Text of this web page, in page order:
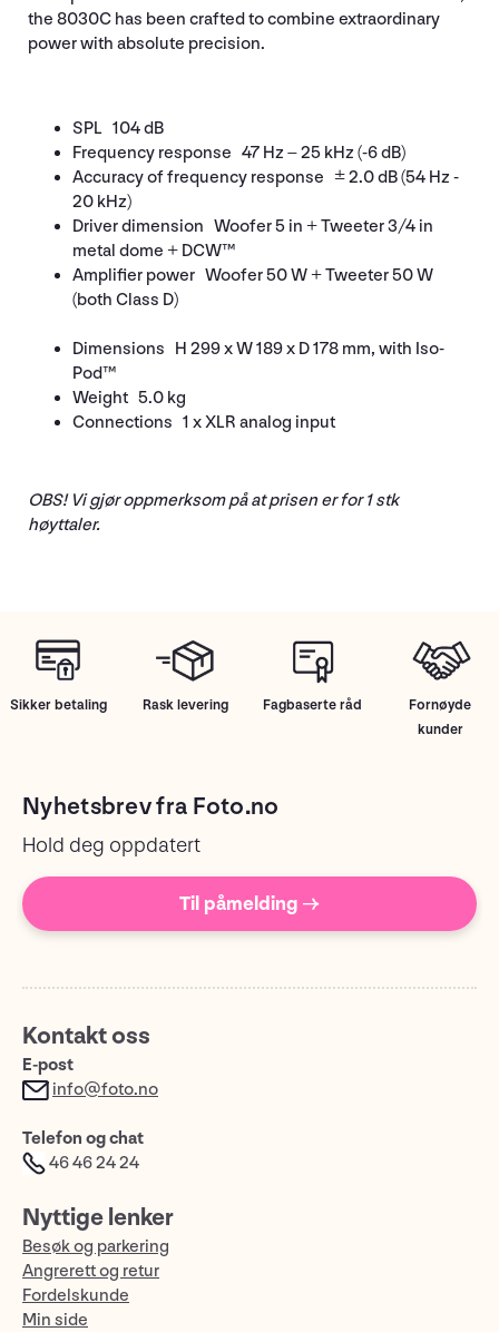
the 8030C has been crafted to combine extraordinary
power with absolute precision.
SPL 104 dB
Frequency response 47 Hz – 25 kHz (-6 dB)
Accuracy of frequency response ± 2.0 dB (54 Hz -
20 kHz)
Driver dimension Woofer 5 in + Tweeter 3/4 in
metal dome + DCW™
Amplifier power Woofer 50 W + Tweeter 50 W
(both Class D)
Dimensions H 299 x W 189 x D 178 mm, with Iso-
Pod™
Weight 5.0 kg
Connections 1 x XLR analog input
OBS! Vi gjør oppmerksom på at prisen er for 1 stk
høyttaler.
Sikker betaling Rask levering Fagbaserte råd
Fornøyde
kunder
Nyhetsbrev fra Foto.no
Hold deg oppdatert
Til påmelding →
Kontakt oss
E-post
info@foto.no
Telefon og chat
46 46 24 24
Nyttige lenker
Besøk og parkering
Angrerett og retur
Fordelskunde
Min side